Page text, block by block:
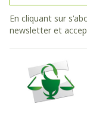
En cliquant sur
newsletter et